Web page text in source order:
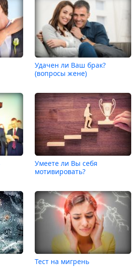
Удачен ли Ваш брак?
(вопросы жене)
Умеете ли Вы себя
мотивировать?
Тест на мигрень